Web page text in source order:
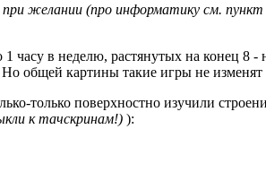
при желании (про информатику см.
часу в неделю, растянутых на конец 8
общей картины такие игры не изменят
только поверхностно изучили
к тачскринам!) ):